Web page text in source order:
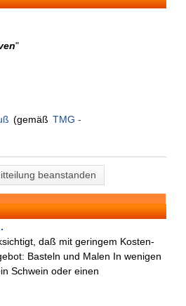
"
(gemäß TMG -
beanstanden
daß mit geringem Kosten-
Basteln und Malen In wenigen
Schwein oder einen